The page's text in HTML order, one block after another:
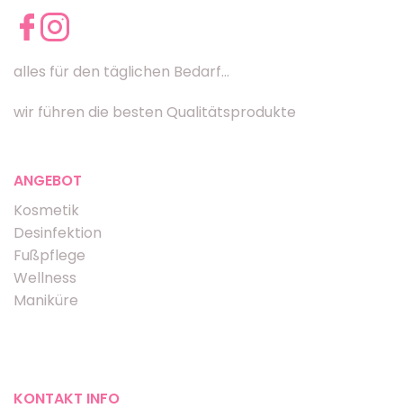
alles für den täglichen Bedarf...
wir führen die besten Qualitätsprodukte
ANGEBOT
Kosmetik
Desinfektion
Fußpflege
Wellness
Maniküre
KONTAKT INFO